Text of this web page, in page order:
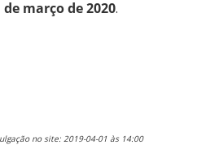
de março de 2020.
no site: 2019-04-01 às 14:00